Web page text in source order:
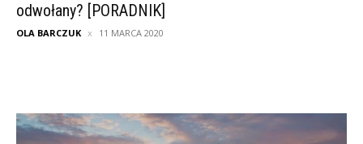
odwołany? [PORADNIK]
OLA BARCZUK 11 MARCA 2020